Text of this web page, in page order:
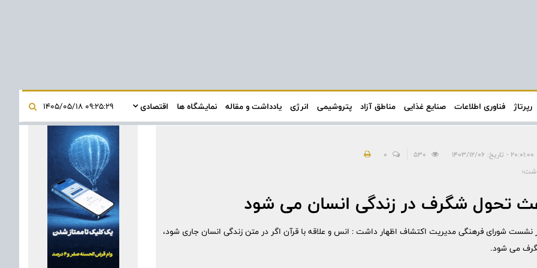
رپرتاژ فناوری اطلاعات صنایع غذایی مناطق آزاد پتروشیمی انرژی یادداشت و مقاله نمایشگاه ها اقتصادی
0
تحول شگرف در زندگی انسان می شود
نشست شورای فرهنگی مدیریت اکتشاف اظهار داشت : انس و علاقه با قرآن اگر در متن زندگی انسان جاری شود،
می شود.